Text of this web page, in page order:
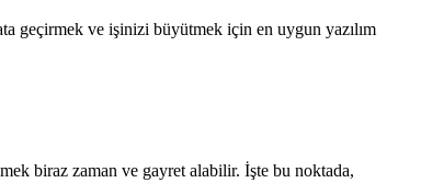
geçirmek ve işinizi büyütmek için en uygun yazılım
biraz zaman ve gayret alabilir. İşte bu noktada,